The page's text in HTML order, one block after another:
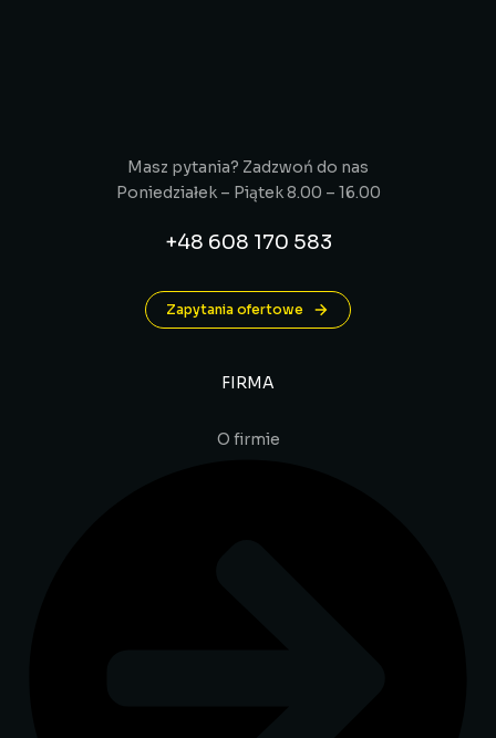
Masz pytania? Zadzwoń do nas
Poniedziałek – Piątek 8.00 – 16.00
+48 608 170 583
Zapytania ofertowe
FIRMA
O firmie